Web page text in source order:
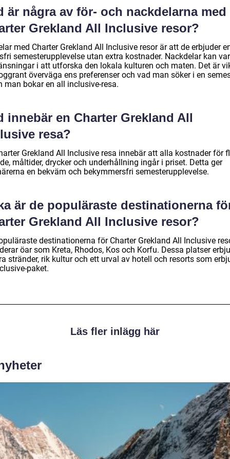
är några av för- och nackdelarna med
Grekland All Inclusive resor?
med Charter Grekland All Inclusive resor är att de erbjuder
semesterupplevelse utan extra kostnader. Nackdelar kan
i att utforska den lokala kulturen och maten. Det är
överväga ens preferenser och vad man söker i en
man bokar en all inclusive-resa.
innebär en Charter Grekland All
resa?
Grekland All Inclusive resa innebär att alla kostnader för
måltider, drycker och underhållning ingår i priset. Detta ger
en bekväm och bekymmersfri semesterupplevelse.
är de populäraste destinationerna
Grekland All Inclusive resor?
destinationerna för Charter Grekland All Inclusive
öar som Kreta, Rhodos, Kos och Korfu. Dessa platser
stränder, rik kultur och ett urval av hotell och resorts som
paket.
Läs fler inlägg här